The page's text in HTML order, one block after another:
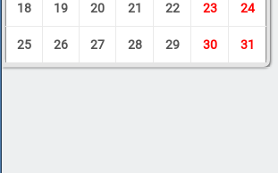
18 19 20 21 22 23 24
25 26 27 28 29 30 31